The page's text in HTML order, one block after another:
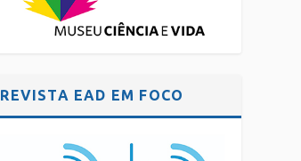
REVISTA EAD EM FOCO